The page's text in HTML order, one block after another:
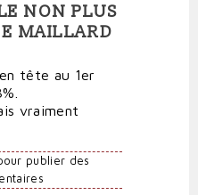
NON PLUS
MAILLARD
en tête au 1er
vraiment
publier des